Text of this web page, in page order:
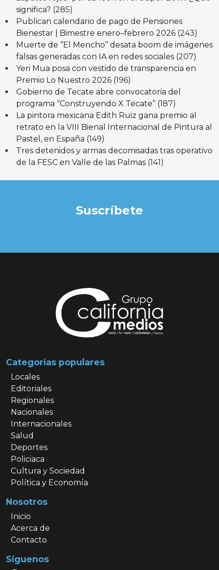
significa? (285)
Publican calendario de pago de Pensiones
Bienestar | Bimestre enero–febrero 2026 (243)
Muerte de “El Mencho” desata boom de imágenes
falsas generadas con IA en redes sociales (207)
Yeri Mua posa con vestido de transparencia en
Premio Lo Nuestro 2026 (196)
Gobierno de Tecate abre convocatoria del
programa “Construyendo X Tecate” (187)
La pintora mexicana Edith Ruiz gana premio al
retrato en la VIII Bienal Internacional de Pintura al
Pastel, en España (149)
Tres detenidos y armas decomisadas tras operativo
de la FESC en Valle de las Palmas (141)
Suscríbete
Categorias populares
Locales
Editoriales
Regionales
Nacionales
Internacionales
Salud
Deportes
Policiaca
Cultura y Sociedad
Política y Economía
Nosotros
Inicio
Acerca de
Contacto
Síguenos